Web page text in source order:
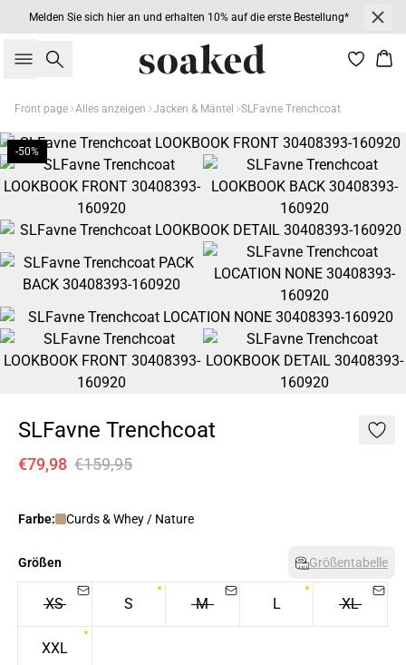
Melden Sie sich hier an und erhalten 10% auf die erste Bestellung*
Suche
Front page Alles anzeigen Jacken & Mäntel SLFavne Trenchcoat
-50%
SLFavne Trenchcoat
€79,98 €159,95
Farbe: Curds & Whey / Nature
Größen Größentabelle
XS S M L XL
XXL